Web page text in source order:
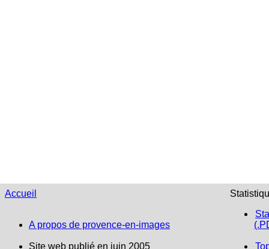
Accueil
A propos de provence-en-images
Site web publié en juin 2005